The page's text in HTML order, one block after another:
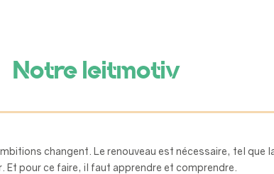
Notre leitmotiv
changent. Le renouveau est nécessaire, tel que
pour ce faire, il faut apprendre et comprendre.